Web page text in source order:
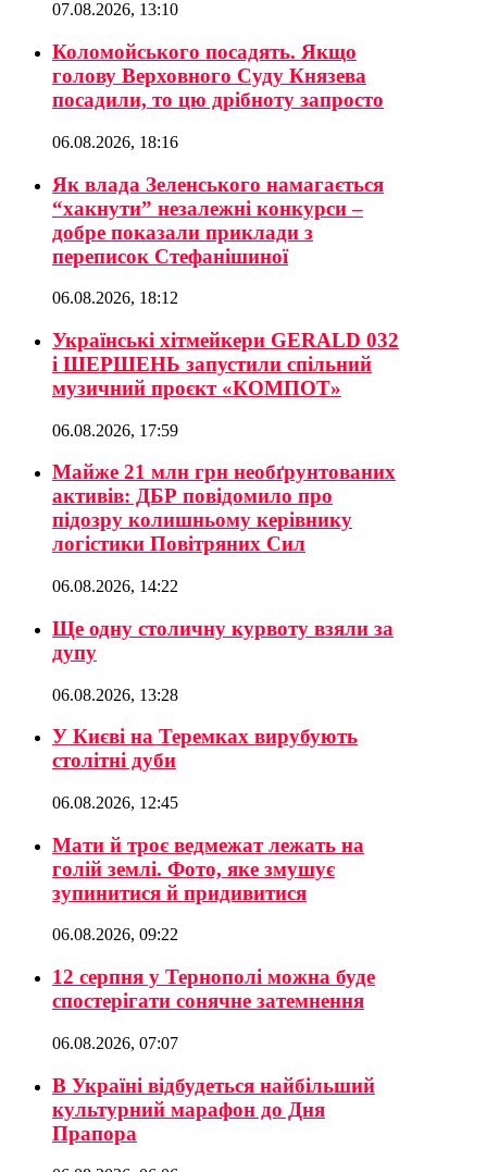
07.08.2026, 13:10
Коломойського посадять. Якщо
голову Верховного Суду Князева
посадили, то цю дрібноту запросто
06.08.2026, 18:16
Як влада Зеленського намагається
“хакнути” незалежні конкурси –
добре показали приклади з
переписок Стефанішиної
06.08.2026, 18:12
Українські хітмейкери GERALD 032
і ШЕРШЕНЬ запустили спільний
музичний проєкт «КОМПОТ»
06.08.2026, 17:59
Майже 21 млн грн необґрунтованих
активів: ДБР повідомило про
підозру колишньому керівнику
логістики Повітряних Сил
06.08.2026, 14:22
Ще одну столичну курвоту взяли за
дупу
06.08.2026, 13:28
У Києві на Теремках вирубують
столітні дуби
06.08.2026, 12:45
Мати й троє ведмежат лежать на
голій землі. Фото, яке змушує
зупинитися й придивитися
06.08.2026, 09:22
12 серпня у Тернополі можна буде
спостерігати сонячне затемнення
06.08.2026, 07:07
В Україні відбудеться найбільший
культурний марафон до Дня
Прапора